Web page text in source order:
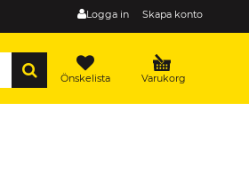
Logga in Skapa konto
Varukorg
Önskelista